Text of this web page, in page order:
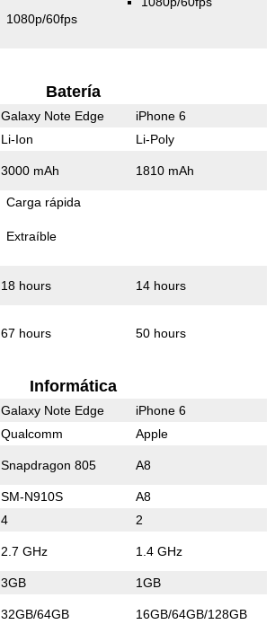
1080p/60fps
Batería
Galaxy Note Edge iPhone 6
Li-Ion Li-Poly
3000 mAh 1810 mAh
Carga rápida
Extraíble
18 hours 14 hours
67 hours 50 hours
Informática
Galaxy Note Edge iPhone 6
Qualcomm Apple
Snapdragon 805 A8
SM-N910S A8
4 2
2.7 GHz 1.4 GHz
3GB 1GB
32GB/64GB 16GB/64GB/128GB